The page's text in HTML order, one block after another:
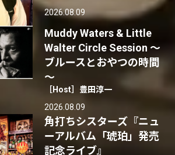
2026.08.09
Muddy Waters & Little
Walter Circle Session ～
ブルースとおやつの時間
～
［Host］豊田淳一
2026.08.09
角打ちシスターズ『ニュ
ーアルバム「琥珀」発売
記念ライブ』